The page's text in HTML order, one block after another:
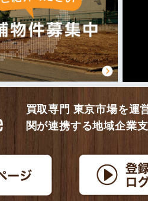
買取専門 東京市場を運
関が連携する地域企業